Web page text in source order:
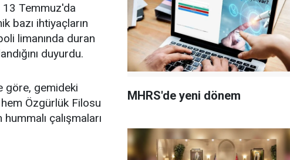
Temmuz'da
bazı ihtiyaçların
limanında duran
duyurdu.
göre, gemideki
Özgürlük Filosu
çalışmaları
MHRS'de yeni dönem